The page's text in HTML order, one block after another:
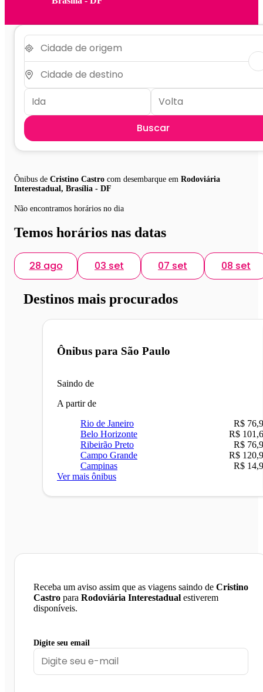
Buscar
Ônibus de Cristino Castro com desembarque em Rodoviária
Interestadual, Brasília - DF
Não encontramos horários no dia
Temos horários nas datas
28 ago 03 set 07 set 08 set
Destinos mais procurados
Ônibus para São Paulo
Saindo de
A partir de
Rio de Janeiro
R$
Belo Horizonte
R$
Ribeirão Preto
R$
Campo Grande
R$
Campinas
R$
Ver mais ônibus
Receba um aviso assim que as viagens saindo de Cristino
Castro para Rodoviária Interestadual estiverem
disponíveis.
Digite seu email